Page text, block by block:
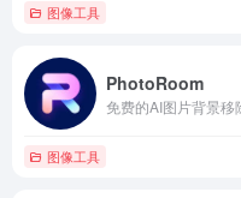
图像工具
PhotoRoom
免费的AI图片背景移
图像工具